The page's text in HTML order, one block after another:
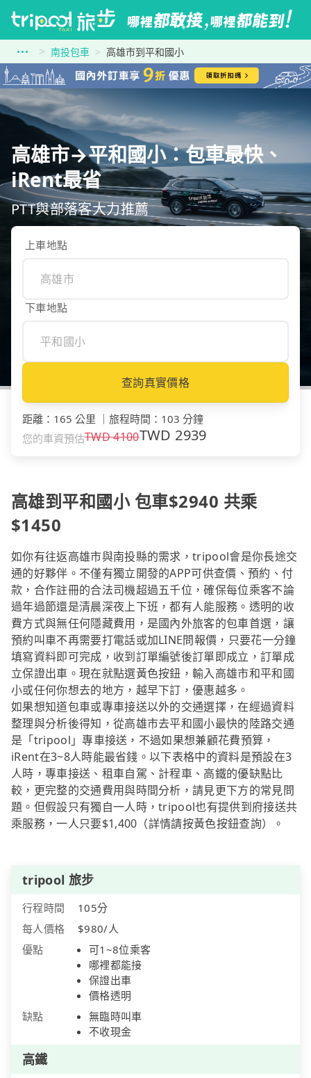
南投包車 高雄市到平和國小
高雄市→平和國小：包車最快、
iRent最省
PTT與部落客大力推薦
上車地點
下車地點
查詢真實價格
距離 ： 165 公里 旅程時間 ： 103 分鐘
您的車資預估TWD4100TWD 2939
高雄到平和國小 包車$2940 共乘
$1450
如你有往返高雄市與南投縣的需求，tripool會是你長途交
通的好夥伴。不僅有獨立開發的APP可供查價、預約、付
款，合作註冊的合法司機超過五千位，確保每位乘客不論
過年過節還是清晨深夜上下班，都有人能服務。透明的收
費方式與無任何隱藏費用，是國內外旅客的包車首選，讓
預約叫車不再需要打電話或加LINE問報價，只要花一分鐘
填寫資料即可完成，收到訂單編號後訂單即成立，訂單成
立保證出車。現在就點選黃色按鈕，輸入高雄市和平和國
小或任何你想去的地方，越早下訂，優惠越多。
如果想知道包車或專車接送以外的交通選擇，在經過資料
整理與分析後得知，從高雄市去平和國小最快的陸路交通
是「tripool」專車接送，不過如果想兼顧花費預算，
iRent在3~8人時能最省錢。以下表格中的資料是預設在3
人時，專車接送、租車自駕、計程車、高鐵的優缺點比
較，更完整的交通費用與時間分析，請見更下方的常見問
題。但假設只有獨自一人時，tripool也有提供到府接送共
乘服務，一人只要$1,400（詳情請按黃色按鈕查詢）。
tripool 旅步
行程時間
105分
每人價格
$980/人
優點
可1~8位乘客
哪裡都能接
保證出車
價格透明
缺點
無臨時叫車
不收現金
高鐵